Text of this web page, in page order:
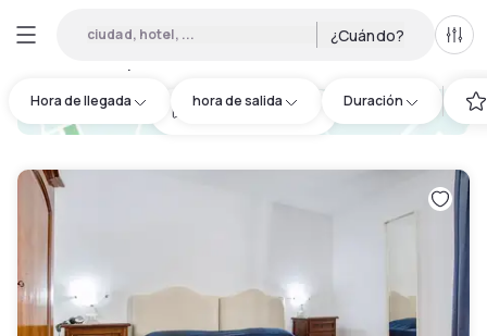
ciudad, hotel, ... ¿Cuándo?
Hora de llegada hora de salida Duración
hotel.cta.view_map